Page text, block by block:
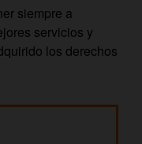
siempre a
servicios y
los derechos